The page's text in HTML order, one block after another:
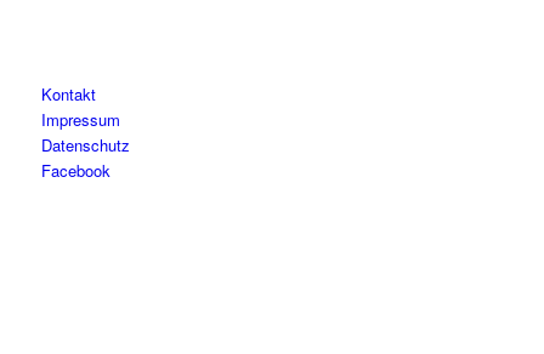
Kontakt
Impressum
Datenschutz
Facebook